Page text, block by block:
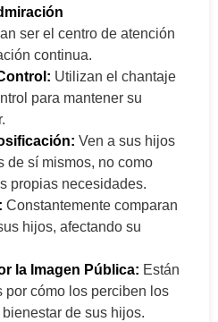
ser el centro de atención
continua.
Utilizan el chantaje
para mantener su
Ven a sus hijos
de sí mismos, no como
propias necesidades.
Constantemente comparan
hijos, afectando su
la Imagen Pública: Están
por cómo los perciben los
de sus hijos.